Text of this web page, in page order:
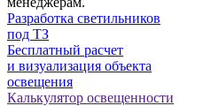
Разработка светильников
под ТЗ
Бесплатный расчет
и визуализация объекта
освещения
Калькулятор освещенности